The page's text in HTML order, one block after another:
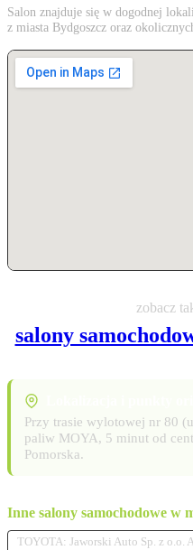
Salon znajduje się w dogodnej
z miasta Bydgoszcz oraz
zobacz
salony
Przy trasie wylotowej nr 80
paliw MOYA, 5 minut od
Pomorska.
Inne salony samochodowe w
TOYOTA: Jaworski Auto Sp. z